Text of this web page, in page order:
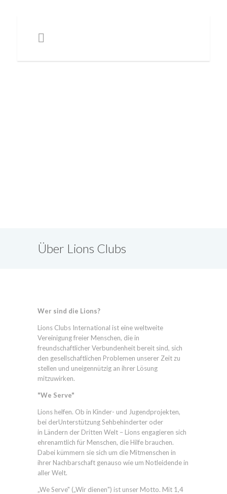
Über Lions Clubs
Wer sind die Lions?
Lions Clubs International ist eine weltweite
Vereinigung freier Menschen, die in
freundschaftlicher Verbundenheit bereit sind, sich
den gesellschaftlichen Problemen unserer Zeit zu
stellen und uneigennützig an ihrer Lösung
mitzuwirken.
"We Serve"
Lions helfen. Ob in Kinder- und Jugendprojekten,
bei derUnterstützung Sehbehinderter oder
in Ländern der Dritten Welt – Lions engagieren sich
ehrenamtlich für Menschen, die Hilfe brauchen.
Dabei kümmern sie sich um die Mitmenschen in
ihrer Nachbarschaft genauso wie um Notleidende in
aller Welt.
„We Serve" („Wir dienen") ist unser Motto. Mit 1,4